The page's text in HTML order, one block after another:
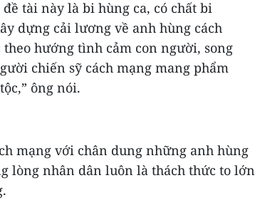
tài này là bi hùng ca, có chất bi
dựng cải lương về anh hùng cách
hướng tình cảm con người, song
chiến sỹ cách mạng mang phẩm
ông nói.
mạng với chân dung những anh hùng
lòng nhân dân luôn là thách thức to lớn